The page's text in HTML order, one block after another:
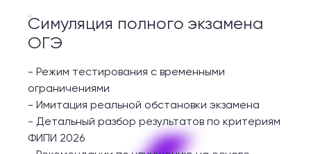
Симуляция полного экзамена
ОГЭ
- Режим тестирования с временными
ограничениями
- Имитация реальной обстановки экзамена
- Детальный разбор результатов по критериям
ФИПИ 2026